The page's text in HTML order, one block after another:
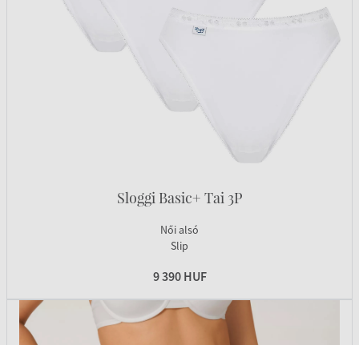
Sloggi Basic+ Tai 3P
Női alsó
Slip
9 390 HUF